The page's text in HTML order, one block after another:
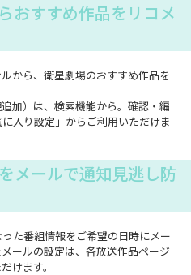
おすすめ作品をリコメ
から、衛星劇場のおすすめ作品を
加）は、検索機能から。確認・編
入り設定」からご利用いただけま
メールで通知見逃し防
た番組情報をご希望の日時にメー
ールの設定は、各放送作品ページ
けます。